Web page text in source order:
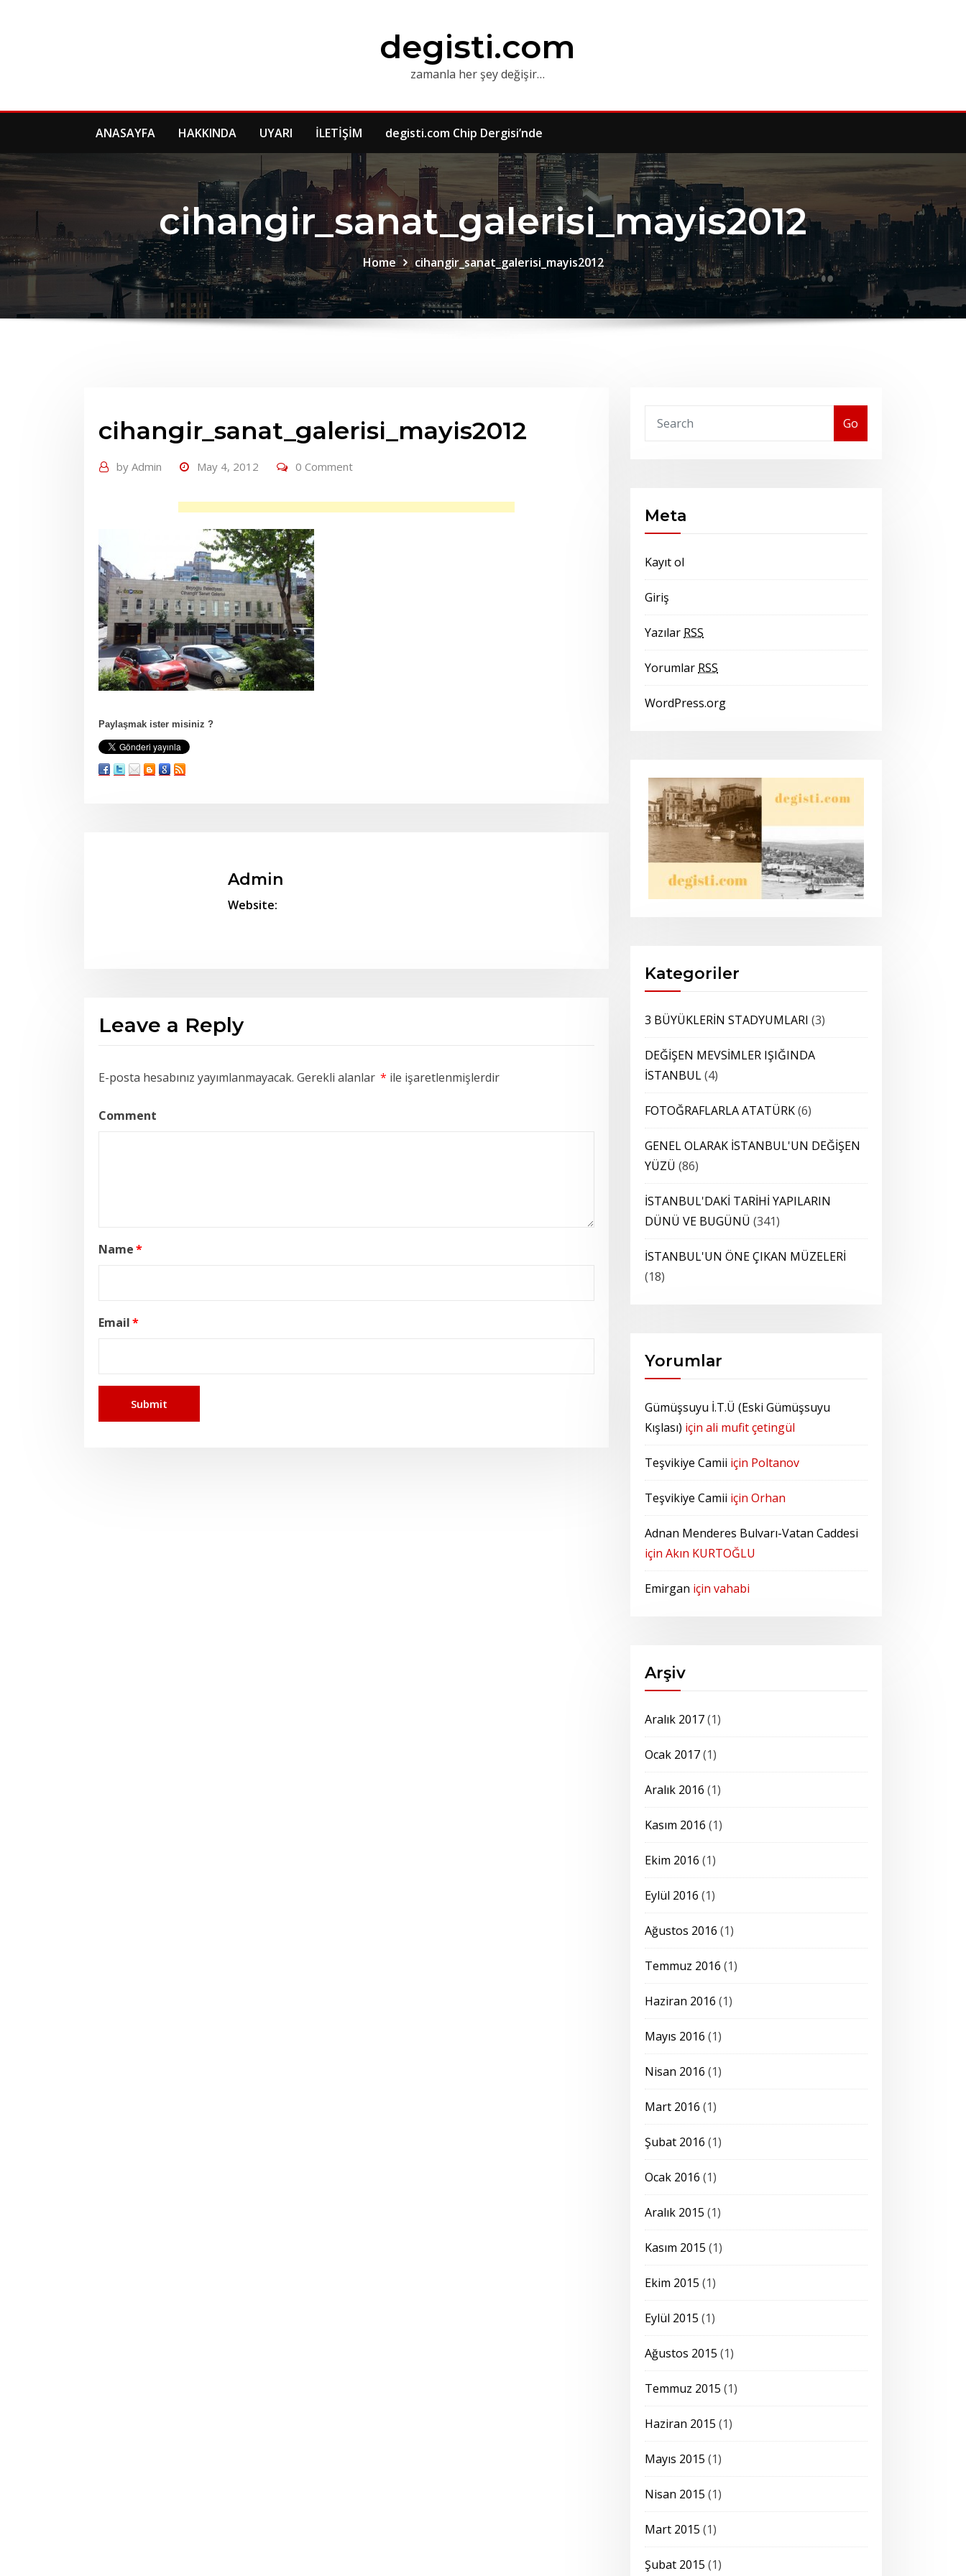
degisti.com
zamanla her şey değişir…
ANASAYFA HAKKINDA UYARI İLETİŞİM degisti.com Chip Dergisi’nde
cihangir_sanat_galerisi_mayis2012
Home cihangir_sanat_galerisi_mayis2012
cihangir_sanat_galerisi_mayis2012
by Admin May 4, 2012 0 Comment
Paylaşmak ister misiniz ?
Admin
Website:
Leave a Reply
E-posta hesabınız yayımlanmayacak. Gerekli alanlar * ile işaretlenmişlerdir
Comment
Name*
Email*
Go
Meta
Kayıt ol
Giriş
Yazılar RSS
Yorumlar RSS
WordPress.org
Kategoriler
3 BÜYÜKLERİN STADYUMLARI (3)
DEĞİŞEN MEVSİMLER IŞIĞINDA
İSTANBUL(4)
FOTOĞRAFLARLA ATATÜRK(6)
GENEL OLARAK İSTANBUL'UN DEĞİŞEN
YÜZÜ (86)
İSTANBUL'DAKİ TARİHİ YAPILARIN
DÜNÜ VE BUGÜNÜ (341)
İSTANBUL'UN ÖNE ÇIKAN MÜZELERİ
(18)
Yorumlar
Gümüşsuyu İ.T.Ü (Eski Gümüşsuyu
Kışlası) için ali mufit çetingül
Teşvikiye Camii için Poltanov
Teşvikiye Camii için Orhan
Adnan Menderes Bulvarı-Vatan Caddesi
için Akın KURTOĞLU
Emirgan için vahabi
Arşiv
Aralık 2017(1)
Ocak 2017(1)
Aralık 2016 (1)
Kasım 2016 (1)
Ekim 2016 (1)
Eylül 2016 (1)
Ağustos 2016 (1)
Temmuz 2016 (1)
Haziran 2016 (1)
Mayıs 2016 (1)
Nisan 2016 (1)
Mart 2016 (1)
Şubat 2016 (1)
Ocak 2016 (1)
Aralık 2015 (1)
Kasım 2015 (1)
Ekim 2015 (1)
Eylül 2015 (1)
Ağustos 2015 (1)
Temmuz 2015 (1)
Haziran 2015 (1)
Mayıs 2015 (1)
Nisan 2015 (1)
Mart 2015 (1)
Şubat 2015 (1)